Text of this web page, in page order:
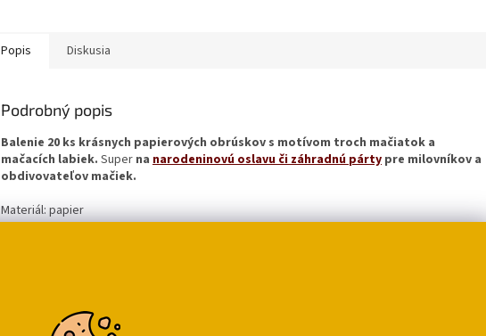
Popis Diskusia
Podrobný popis
Balenie 20 ks krásnych papierových obrúskov s motívom troch mačiatok a
mačacích labiek. Super na narodeninovú oslavu či záhradnú párty pre milovníkov a
obdivovateľov mačiek.
Materiál: papier